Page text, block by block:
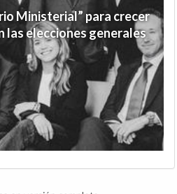
Ministerial” para crecer
las elecciones generales